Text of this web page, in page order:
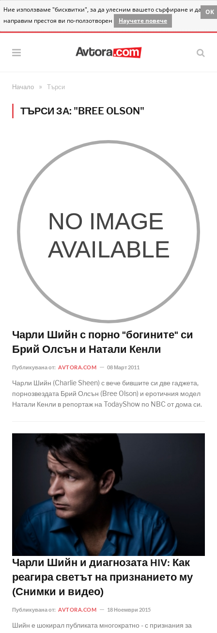
Ние използваме "бисквитки", за да улесним вашето сърфиране и да
направим престоя ви по-ползотворен
Научете повече
OK
Начало » Търси
ТЪРСИ ЗА: "BREE OLSON"
Чарли Шийн с порно "богините" си
Брий Олсън и Натали Кенли
Публикувана от: AVTORA.COM 08 Март 2011
Чарли Шийн (Charlie Sheen) с вече бившите си две гаджета,
порнозвездата Брий Олсън (Bree Olson) и еротичния модел
Натали Кенли в репортаж на TodayShow по NBC от дома си.
Чарли Шийн и диагнозата HIV: Как
реагира светът на признанието му
(Снимки и видео)
Публикувана от: AVTORA.COM 18 Ноември 2015
Шийн е шокирал публиката многократно - с признания за